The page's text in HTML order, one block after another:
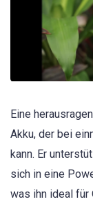
Eine
Akku, der bei
kann. Er
sich in eine
was ihn ideal für